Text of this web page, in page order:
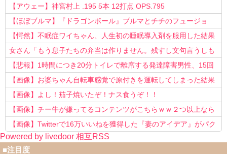
【アウェー】神宮村上 .195 5本 12打点 OPS.795
【ほぼブルマ】『ドラゴンボール』ブルマとチチのフュージョ
ン、クッソ可愛すぎるwwwwwww
【愕然】不眠症ワイちゃん、人生初の睡眠導入剤を服用した結果
ｗｗｗｗ
女さん「もう息子たちの弁当は作りません。残すし文句言うしも
う知らない！」
【悲報】1時間につき20分トイレで離席する発達障害男性、15回
以上転職を重ねてしまう
【画像】お婆ちゃん自転車感覚で原付きを運転してしまった結果
www
【画像】よし！茄子焼いたぞ！ナス食うぞ！！
【画像】チー牛が嫌ってるコンテンツがこちらｗｗ２つ以上なら
確定ｗｗ
【画像】Twitterで16万いいねを獲得した『妻のアイデア』がパク
リで草www
Powered by livedoor 相互RSS
■注目度